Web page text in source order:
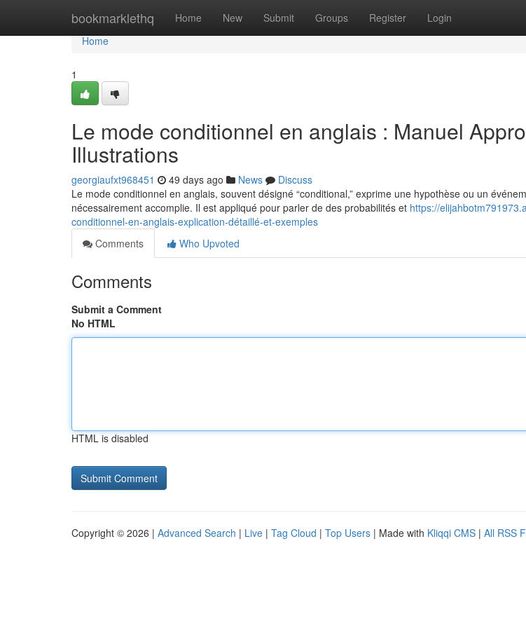
bookmarklethq Home New Submit Groups Register Login
Home
Home
1
Le mode conditionnel en anglais : Manuel
Illustrations
georgiaufxt968451 49 days ago News
Discuss
Le mode conditionnel en anglais, souvent désigné “conditional,” exprime une hypothèse ou un
nécessairement accomplie. Il est appliqué pour parler de des probabilités et https://
conditionnel-en-anglais-explication-détaillé-et-exemples
Comments
Who Upvoted
Comments
Submit a Comment
No HTML
HTML is disabled
Copyright © 2026 | Advanced Search | Live | Tag Cloud | Top Users | Made with Kliqqi CMS | All RSS